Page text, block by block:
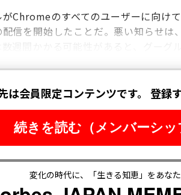
Chromeのすべてのユーザーに向け
信を開始したことだ。悪い知らせは